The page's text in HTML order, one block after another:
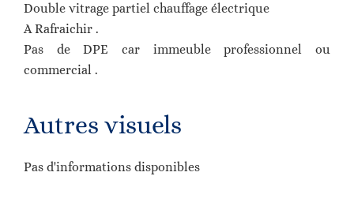
Double vitrage partiel chauffage électrique
A Rafraichir .
Pas de DPE car immeuble professionnel ou
commercial .
Autres visuels
Pas d'informations disponibles